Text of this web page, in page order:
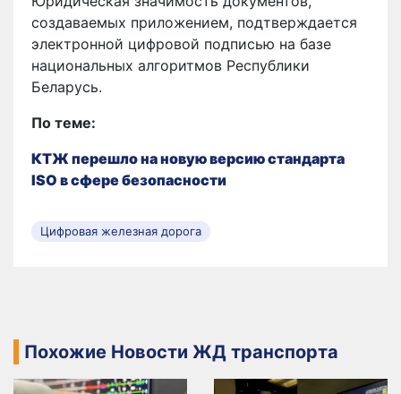
создаваемых приложением, подтверждается
электронной цифровой подписью на базе
национальных алгоритмов Республики
Беларусь.
По теме:
КТЖ перешло на новую версию стандарта
ISO в сфере безопасности
Цифровая железная дорога
Похожие Новости ЖД транспорта